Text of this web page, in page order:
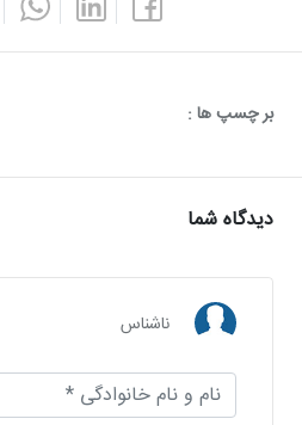
بر چسپ ها :
دیدگاه شما
ناشناس